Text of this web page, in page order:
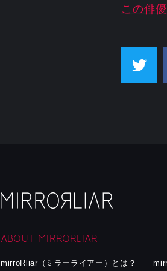
この俳
ABOUT MIRRORLIAR
mirroRliar（ミラーライアー）とは？